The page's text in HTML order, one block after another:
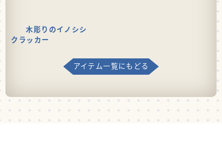
木彫りのイノシシ
クラッカー
アイテム一覧にもどる